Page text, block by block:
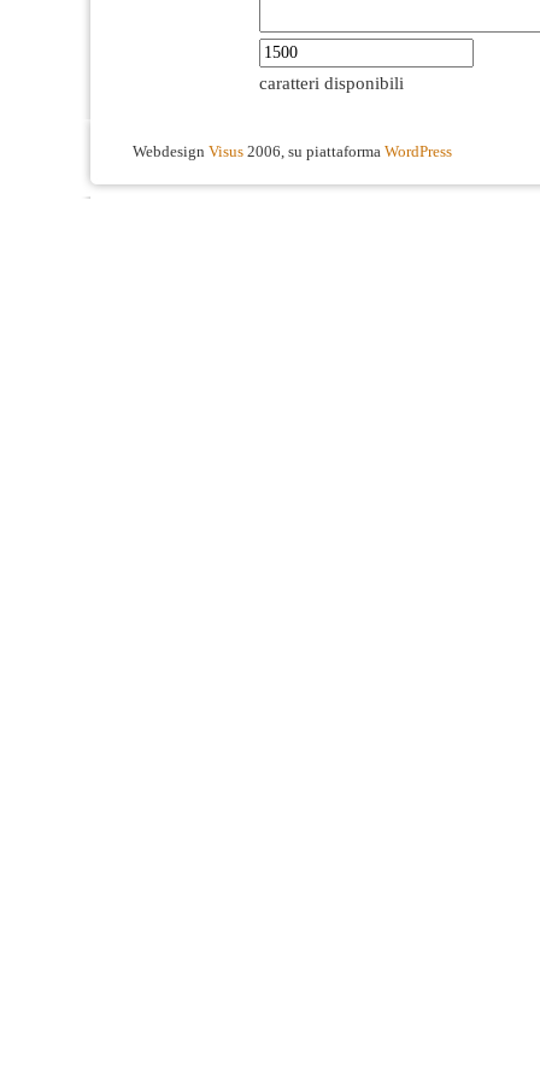
caratteri disponibili
Webdesign Visus 2006, su piattaforma WordPress